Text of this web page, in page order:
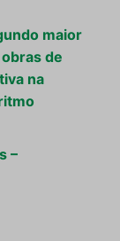
maior
de
na
–